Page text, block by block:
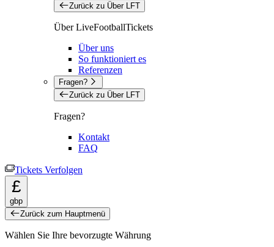
Zurück zu Über LFT
Über LiveFootballTickets
Über uns
So funktioniert es
Referenzen
Fragen?
Zurück zu Über LFT
Fragen?
Kontakt
FAQ
Tickets Verfolgen
£
gbp
Zurück zum Hauptmenü
Wählen Sie Ihre bevorzugte Währung